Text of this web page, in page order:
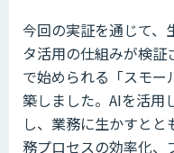
今回の実証を通じて、
タ活用の仕組みが検証
で始められる「スモー
築しました。AIを活用
し、業務に生かすと
務プロセスの効率化